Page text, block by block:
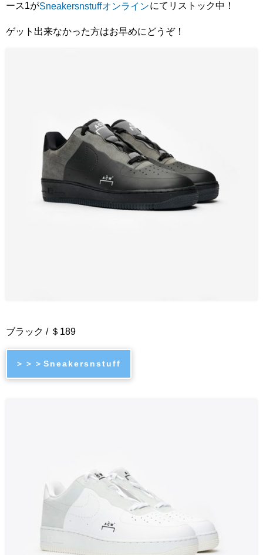
ース1がSneakersnstuffオンラインにてリストック中！
ゲット出来なかった方はお早めにどうぞ！
ブラック / ＄189
＞＞＞Sneakersnstuff